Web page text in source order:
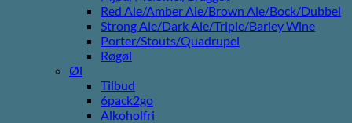
Red Ale/Amber Ale/Brown Ale/Bock/Dubbel
Strong Ale/Dark Ale/Triple/Barley Wine
Porter/Stouts/Quadrupel
Røgøl
Øl
Tilbud
6pack2go
Alkoholfri